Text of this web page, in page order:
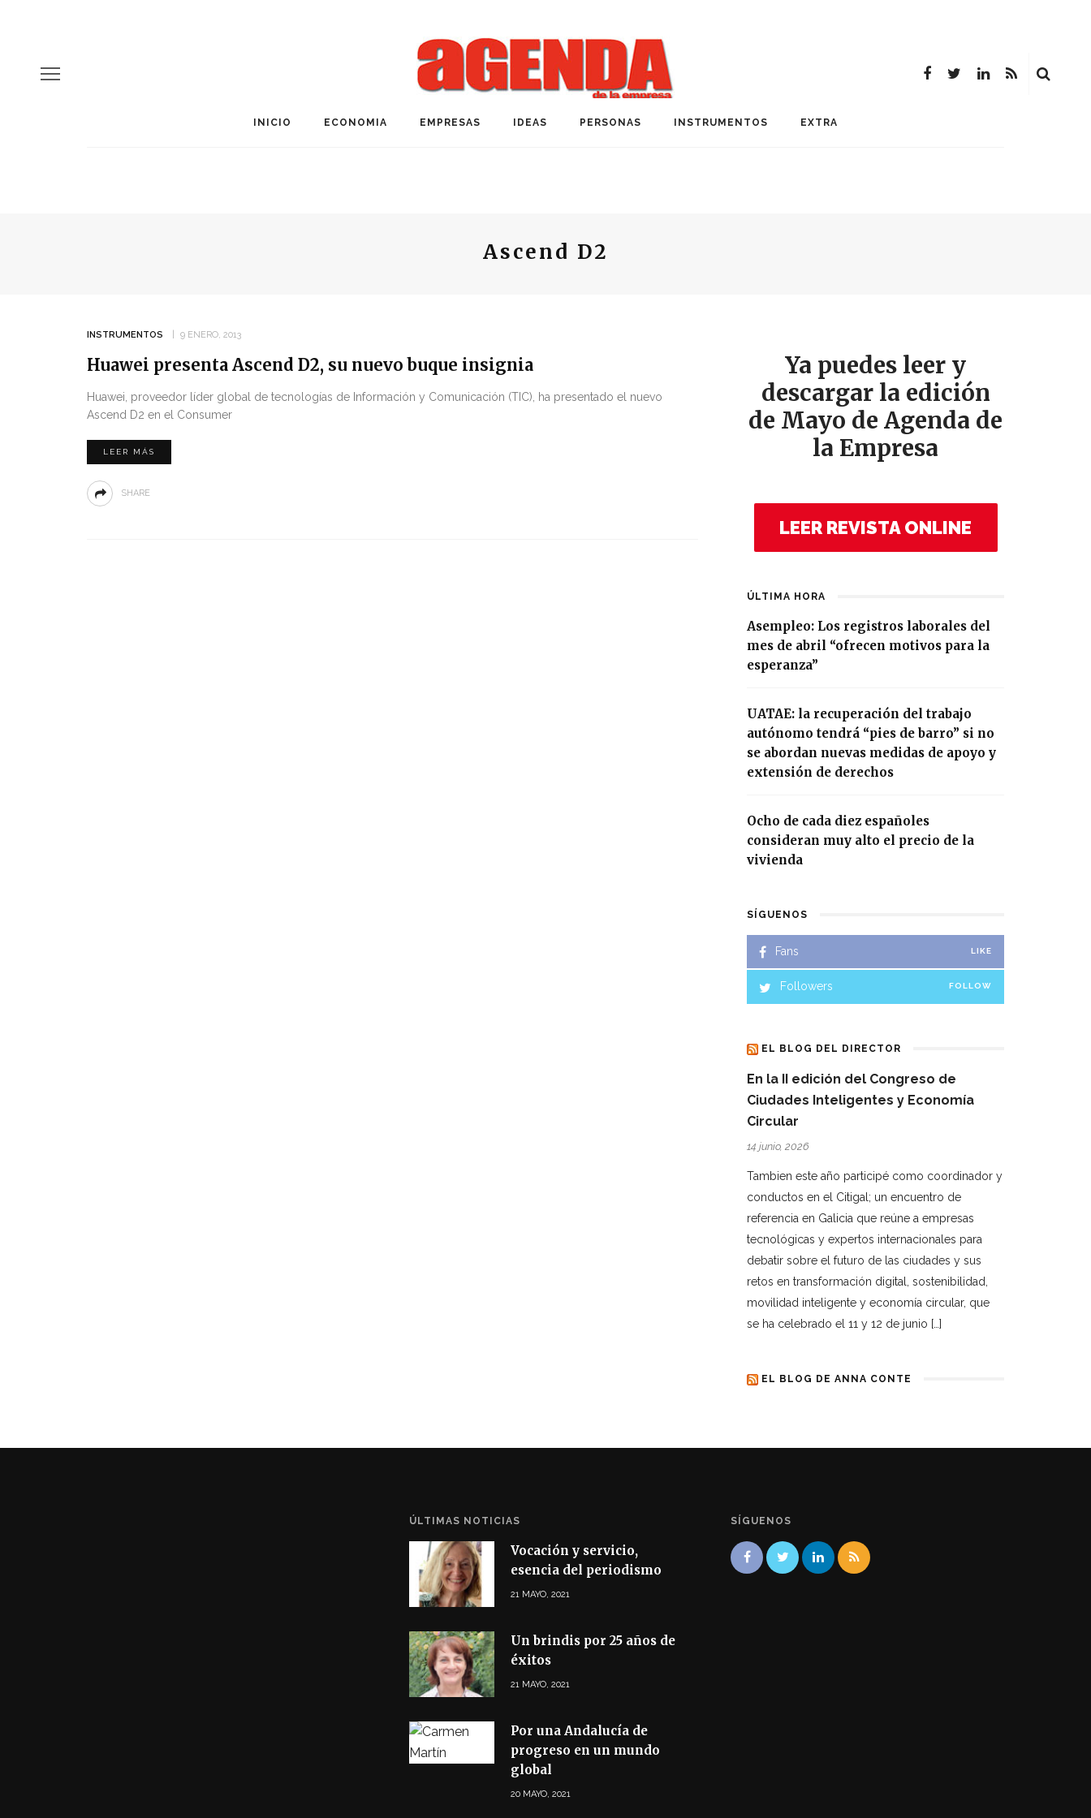
INICIO ECONOMIA EMPRESAS IDEAS PERSONAS INSTRUMENTOS EXTRA
Ascend D2
INSTRUMENTOS 9 ENERO, 2013
Huawei presenta Ascend D2, su nuevo buque insignia
Huawei, proveedor líder global de tecnologías de Información y Comunicación (TIC), ha presentado el nuevo
Ascend D2 en el Consumer
LEER MÁS
SHARE
Ya puedes leer y
descargar la edición
de Mayo de Agenda de
la Empresa
LEER REVISTA ONLINE
ÚLTIMA HORA
Asempleo: Los registros laborales del
mes de abril “ofrecen motivos para la
esperanza”
UATAE: la recuperación del trabajo
autónomo tendrá “pies de barro” si no
se abordan nuevas medidas de apoyo y
extensión de derechos
Ocho de cada diez españoles
consideran muy alto el precio de la
vivienda
SÍGUENOS
Fans LIKE
Followers FOLLOW
EL BLOG DEL DIRECTOR
En la II edición del Congreso de
Ciudades Inteligentes y Economía
Circular
14 junio, 2026
Tambien este año participé como coordinador y
conductos en el Citigal; un encuentro de
referencia en Galicia que reúne a empresas
tecnológicas y expertos internacionales para
debatir sobre el futuro de las ciudades y sus
retos en transformación digital, sostenibilidad,
movilidad inteligente y economía circular, que
se ha celebrado el 11 y 12 de junio […]
EL BLOG DE ANNA CONTE
ÚLTIMAS NOTICIAS
Vocación y servicio,
esencia del periodismo
21 MAYO, 2021
Un brindis por 25 años de
éxitos
21 MAYO, 2021
Por una Andalucía de
progreso en un mundo
global
20 MAYO, 2021
SÍGUENOS